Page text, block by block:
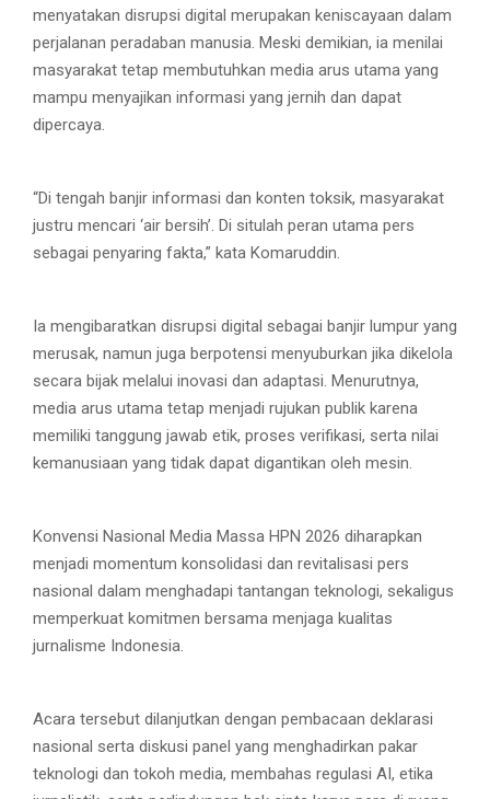
menyatakan disrupsi digital merupakan keniscayaan dalam
perjalanan peradaban manusia. Meski demikian, ia menilai
masyarakat tetap membutuhkan media arus utama yang
mampu menyajikan informasi yang jernih dan dapat
dipercaya.
“Di tengah banjir informasi dan konten toksik, masyarakat
justru mencari ‘air bersih’. Di situlah peran utama pers
sebagai penyaring fakta,” kata Komaruddin.
Ia mengibaratkan disrupsi digital sebagai banjir lumpur yang
merusak, namun juga berpotensi menyuburkan jika dikelola
secara bijak melalui inovasi dan adaptasi. Menurutnya,
media arus utama tetap menjadi rujukan publik karena
memiliki tanggung jawab etik, proses verifikasi, serta nilai
kemanusiaan yang tidak dapat digantikan oleh mesin.
Konvensi Nasional Media Massa HPN 2026 diharapkan
menjadi momentum konsolidasi dan revitalisasi pers
nasional dalam menghadapi tantangan teknologi, sekaligus
memperkuat komitmen bersama menjaga kualitas
jurnalisme Indonesia.
Acara tersebut dilanjutkan dengan pembacaan deklarasi
nasional serta diskusi panel yang menghadirkan pakar
teknologi dan tokoh media, membahas regulasi AI, etika